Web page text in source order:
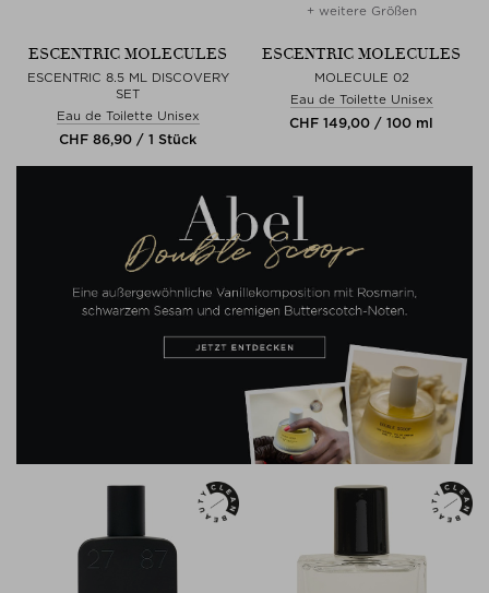
ESCENTRIC MOLECULES
ESCENTRIC 8.5 ML DISCOVERY
SET
Eau de Toilette Unisex
CHF 86,90 / 1 Stück
+ weitere Größen
ESCENTRIC MOLECULES
MOLECULE 02
Eau de Toilette Unisex
CHF 149,00 / 100 ml